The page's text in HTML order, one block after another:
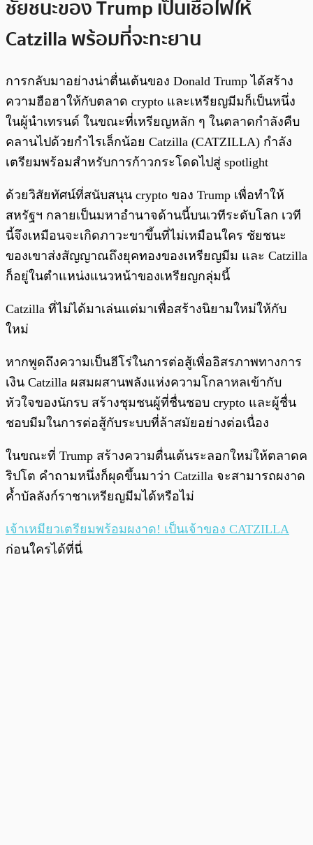
ชัยชนะของ Trump เป็นเชื้อไฟให้
Catzilla พร้อมที่จะทะยาน
การกลับมาอย่างน่าตื่นเต้นของ Donald Trump ได้สร้าง
ความฮือฮาให้กับตลาด crypto และเหรียญมีมก็เป็นหนึ่ง
ในผู้นำเทรนด์ ในขณะที่เหรียญหลัก ๆ ในตลาดกำลังคืบ
คลานไปด้วยกำไรเล็กน้อย Catzilla (CATZILLA) กำลัง
เตรียมพร้อมสำหรับการก้าวกระโดดไปสู่ spotlight
ด้วยวิสัยทัศน์ที่สนับสนุน crypto ของ Trump เพื่อทำให้
สหรัฐฯ กลายเป็นมหาอำนาจด้านนี้บนเวทีระดับโลก เวที
นี้จึงเหมือนจะเกิดภาวะขาขึ้นที่ไม่เหมือนใคร ชัยชนะ
ของเขาส่งสัญญาณถึงยุคทองของเหรียญมีม และ Catzilla
ก็อยู่ในตำแหน่งแนวหน้าของเหรียญกลุ่มนี้
Catzilla ที่ไม่ได้มาเล่นแต่มาเพื่อสร้างนิยามใหม่ให้กับ
ใหม่
หากพูดถึงความเป็นฮีโร่ในการต่อสู้เพื่ออิสรภาพทางการ
เงิน Catzilla ผสมผสานพลังแห่งความโกลาหลเข้ากับ
หัวใจของนักรบ สร้างชุมชนผู้ที่ชื่นชอบ crypto และผู้ชื่น
ชอบมีมในการต่อสู้กับระบบที่ล้าสมัยอย่างต่อเนื่อง
ในขณะที่ Trump สร้างความตื่นเต้นระลอกใหม่ให้ตลาดค
ริปโต คำถามหนึ่งก็ผุดขึ้นมาว่า Catzilla จะสามารถผงาด
ค้ำบัลลังก์ราชาเหรียญมีมได้หรือไม่
เจ้าเหมียวเตรียมพร้อมผงาด! เป็นเจ้าของ CATZILLA
ก่อนใครได้ที่นี่